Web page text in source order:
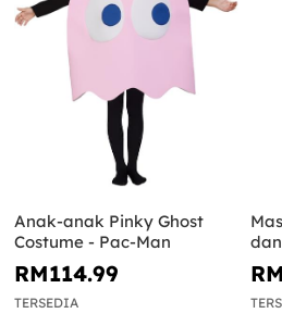
Anak-anak Pinky Ghost
Costume - Pac-Man
RM114.99
TERSEDIA